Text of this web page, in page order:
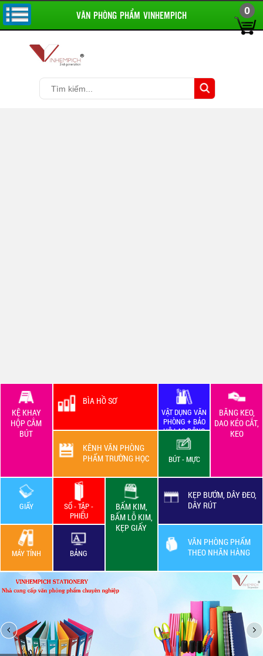
VĂN PHÒNG PHẨM VINHEMPICH
KỆ KHAY
HỘP CẮM
BÚT
BÌA HỒ SƠ
VẬT DỤNG VĂN
PHÒNG + BẢO
HỘ LAO ĐỘNG
BĂNG KEO,
DAO KÉO CẮT,
KEO
KÊNH VĂN PHÒNG
PHẨM TRƯỜNG HỌC
BÚT - MỰC
GIẤY
SỔ - TẬP -
PHIẾU
BẤM KIM,
BẤM LỖ KIM,
KẸP GIẤY
KẸP BƯỚM, DÂY ĐEO,
DÂY RÚT
VĂN PHÒNG PHẨM
THEO NHÃN HÀNG
MÁY TÍNH BẢNG
0